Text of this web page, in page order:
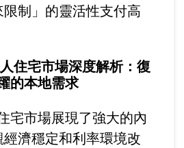
制」的靈活性支付高
住宅市場深度解析：復
的本地需求
宅市場展現了強大的內
濟穩定和利率環境改